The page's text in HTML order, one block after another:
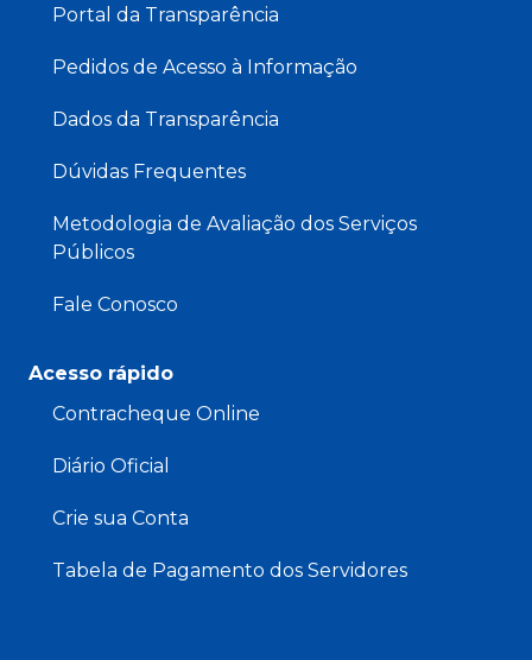
Portal da Transparência
Pedidos de Acesso à Informação
Dados da Transparência
Dúvidas Frequentes
Metodologia de Avaliação dos Serviços
Públicos
Fale Conosco
Acesso rápido
Contracheque Online
Diário Oficial
Crie sua Conta
Tabela de Pagamento dos Servidores